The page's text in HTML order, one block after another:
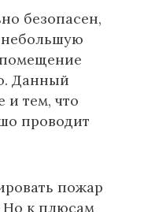
безопасен,
небольшую
помещение
Данный
и тем, что
проводит
пожар
Но к плюсам